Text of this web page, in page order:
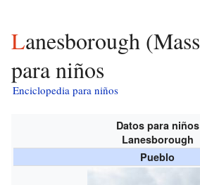
Lanesborough (Massachusetts)
para niños
Enciclopedia para niños
Datos para niños
Lanesborough
Pueblo